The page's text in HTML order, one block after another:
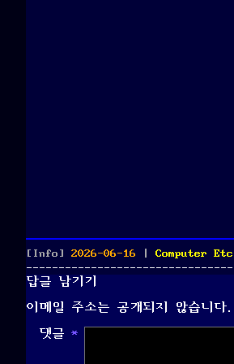
[Info] Posted
on
2026-06-16 Categories
Computer Etc.
답글 남기기
이메일 주소는 공개되지 않습니다.
댓글 *